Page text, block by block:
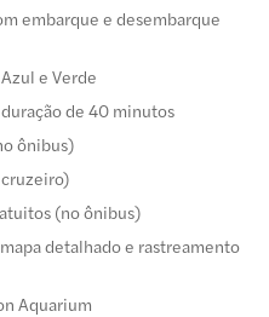
embarque e desembarque
e Verde
de 40 minutos
ônibus)
(no ônibus)
detalhado e rastreamento
Aquarium